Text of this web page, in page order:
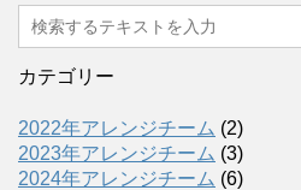
カテゴリー
2022年アレンジチーム (2)
2023年アレンジチーム (3)
2024年アレンジチーム (6)